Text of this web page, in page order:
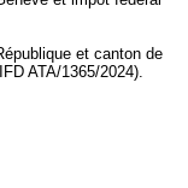
et canton de
ATA/1365/2024).